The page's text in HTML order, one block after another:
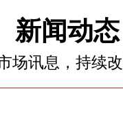
新闻动态
场讯息，持续